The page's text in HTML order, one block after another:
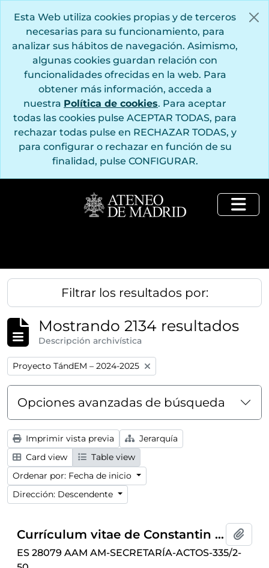
Esta Web utiliza cookies propias y de terceros
necesarias para su funcionamiento, para
analizar sus hábitos de navegación. Asimismo,
algunas cookies guardan relación con
funcionalidades ofrecidas en la web. Para
obtener más información, acceda a
nuestra Política de cookies. Para aceptar
todas las cookies pulse ACEPTAR TODAS, para
rechazar todas pulse en RECHAZAR TODAS, y
para configurar o rechazar en función de su
finalidad, pulse CONFIGURAR.
Filtrar los resultados por:
Mostrando 2134 resultados
Descripción archivística
Remove filter:
Proyecto TándEM – 2024-2025
Opciones avanzadas de búsqueda
Imprimir vista previa
Jerarquía
Card view
Table view
Ordenar por: Fecha de inicio
Dirección: Descendente
Currículum vitae de Constantin C. Giurescu
ES 28079 AAM AM-SECRETARÍA-ACTOS-335/2-